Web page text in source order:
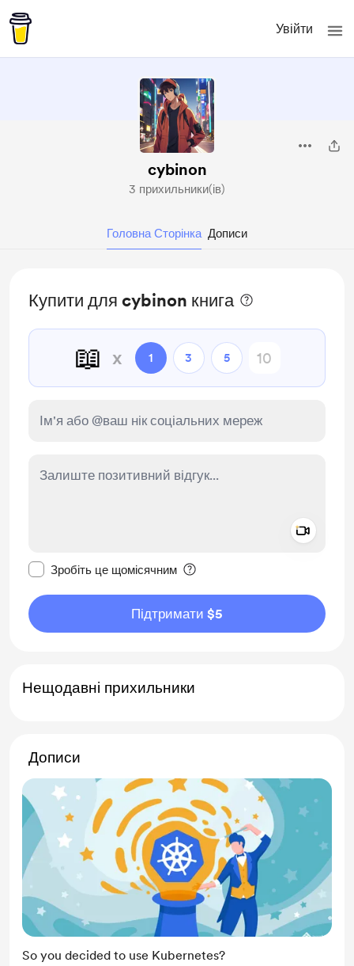
Увійти
cybinon
3 прихильники(ів)
Головна Сторінка Дописи
Купити для cybinon книга
📖 x 1 3 5
Зробіть це щомісячним
Підтримати $5
Нещодавні прихильники
Дописи
So you decided to use Kubernetes?